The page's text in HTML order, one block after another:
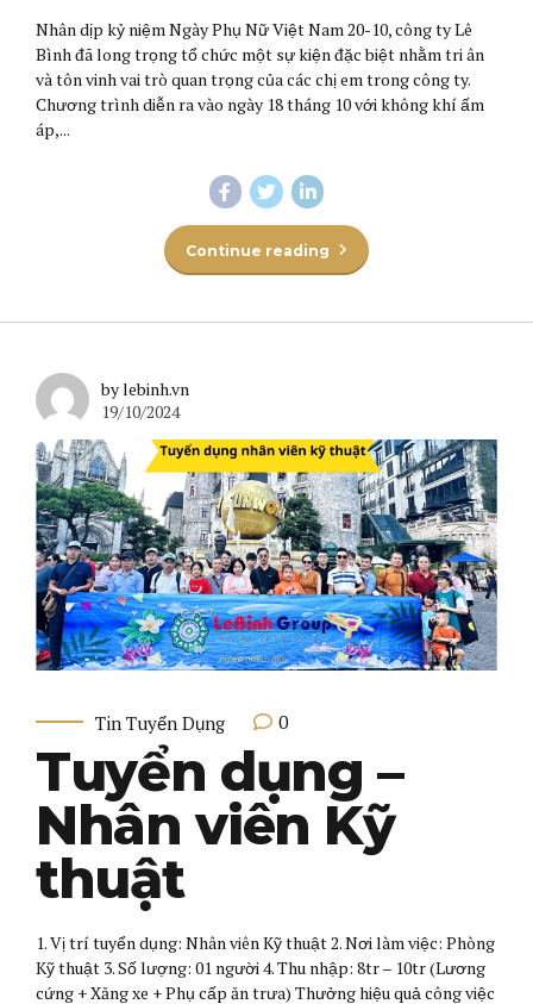
Nhân dịp kỷ niệm Ngày Phụ Nữ Việt Nam 20-10, công ty Lê
Bình đã long trọng tổ chức một sự kiện đặc biệt nhằm tri ân
và tôn vinh vai trò quan trọng của các chị em trong công ty.
Chương trình diễn ra vào ngày 18 tháng 10 với không khí ấm
áp,...
Continue reading
by lebinh.vn
19/10/2024
Tin Tuyển Dụng 0
Tuyển dụng –
Nhân viên Kỹ
thuật
1. Vị trí tuyển dụng: Nhân viên Kỹ thuật 2. Nơi làm việc: Phòng
Kỹ thuật 3. Số lượng: 01 người 4. Thu nhập: 8tr – 10tr (Lương
cứng + Xăng xe + Phụ cấp ăn trưa) Thưởng hiệu quả công việc